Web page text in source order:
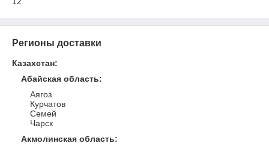
Регионы доставки
Казахстан:
Абайская область:
Аягоз
Курчатов
Семей
Чарск
Акмолинская область: